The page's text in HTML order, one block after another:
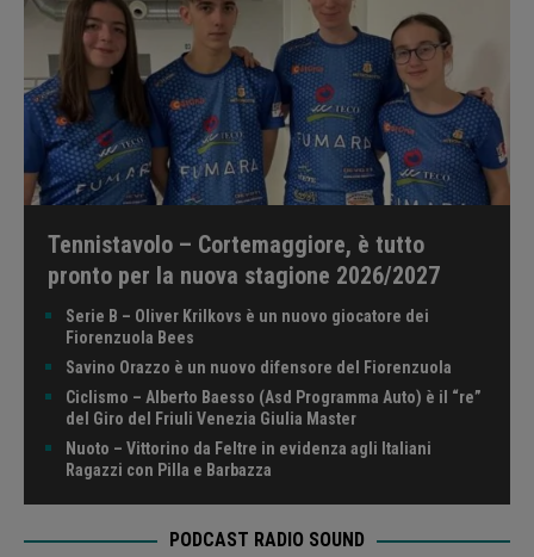
Tennistavolo – Cortemaggiore, è tutto
pronto per la nuova stagione 2026/2027
Serie B – Oliver Krilkovs è un nuovo giocatore dei
Fiorenzuola Bees
Savino Orazzo è un nuovo difensore del Fiorenzuola
Ciclismo – Alberto Baesso (Asd Programma Auto) è il “re”
del Giro del Friuli Venezia Giulia Master
Nuoto – Vittorino da Feltre in evidenza agli Italiani
Ragazzi con Pilla e Barbazza
PODCAST RADIO SOUND